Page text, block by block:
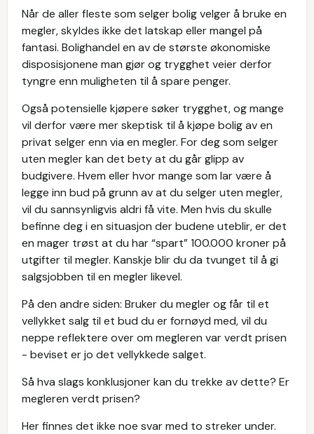
Når de aller fleste som selger bolig velger å bruke en
megler, skyldes ikke det latskap eller mangel på
fantasi. Bolighandel en av de største økonomiske
disposisjonene man gjør og trygghet veier derfor
tyngre enn muligheten til å spare penger.
Også potensielle kjøpere søker trygghet, og mange
vil derfor være mer skeptisk til å kjøpe bolig av en
privat selger enn via en megler. For deg som selger
uten megler kan det bety at du går glipp av
budgivere. Hvem eller hvor mange som lar være å
legge inn bud på grunn av at du selger uten megler,
vil du sannsynligvis aldri få vite. Men hvis du skulle
befinne deg i en situasjon der budene uteblir, er det
en mager trøst at du har “spart” 100.000 kroner på
utgifter til megler. Kanskje blir du da tvunget til å gi
salgsjobben til en megler likevel.
På den andre siden: Bruker du megler og får til et
vellykket salg til et bud du er fornøyd med, vil du
neppe reflektere over om megleren var verdt prisen
- beviset er jo det vellykkede salget.
Så hva slags konklusjoner kan du trekke av dette? Er
megleren verdt prisen?
Her finnes det ikke noe svar med to streker under.